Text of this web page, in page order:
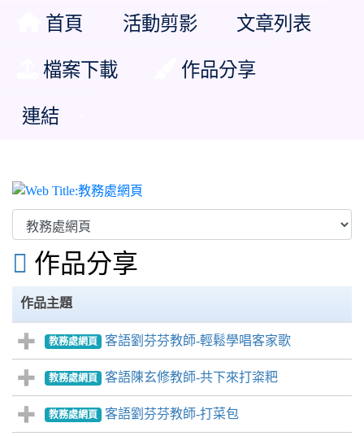
首頁 活動剪影 文章列表
檔案下載 作品分享
連結
 作品分享
作品主題
教務處網頁 客語劉芬芬教師-輕鬆學唱客家歌
教務處網頁 客語陳玄修教師-共下來打粢粑
教務處網頁 客語劉芬芬教師-打菜包